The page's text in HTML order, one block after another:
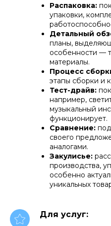
Распаковка:
упаковки,
Детальный
планы,
особенности —
материалы.
Процесс
этапы сборки и
Тест-драйв:
например,
музыкальный
функционирует.
Сравнение:
своего
аналогами.
Закулисье:
производства,
особенно
уникальных
Для услуг: